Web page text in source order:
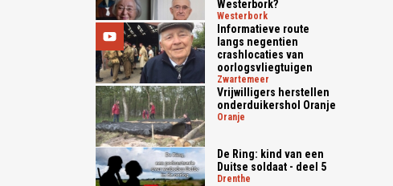
Westerbork?
westerbork
Informatieve route
langs negentien
crashlocaties van
oorlogsvliegtuigen
zwartemeer
Vrijwilligers herstellen
onderduikershol Oranje
oranje
De Ring: kind van een
Duitse soldaat - deel 5
drenthe